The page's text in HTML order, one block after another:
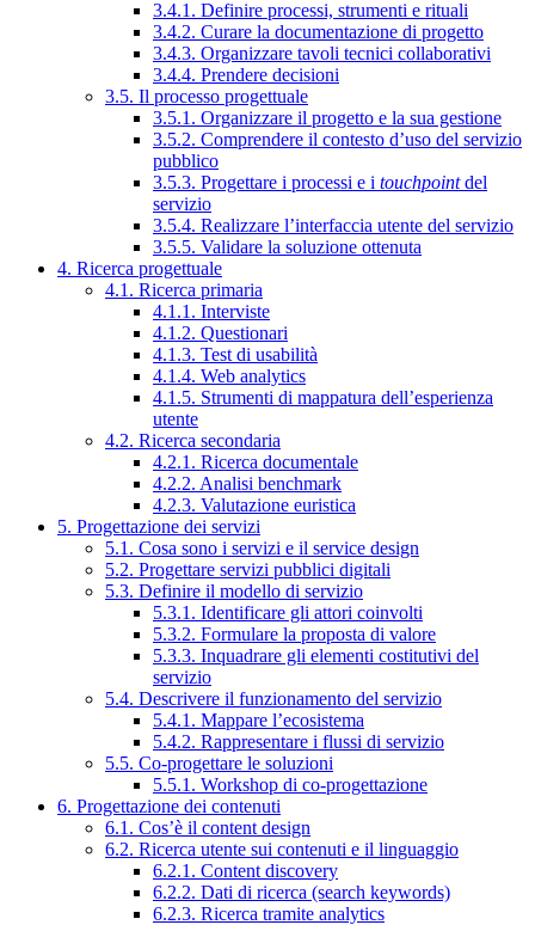
3.4.1. Definire processi, strumenti e rituali
3.4.2. Curare la documentazione di progetto
3.4.3. Organizzare tavoli tecnici collaborativi
3.4.4. Prendere decisioni
3.5. Il processo progettuale
3.5.1. Organizzare il progetto e la sua gestione
3.5.2. Comprendere il contesto d’uso del servizio
pubblico
3.5.3. Progettare i processi e i touchpointdel
servizio
3.5.4. Realizzare l’interfaccia utente del servizio
3.5.5. Validare la soluzione ottenuta
4. Ricerca progettuale
4.1. Ricerca primaria
4.1.1. Interviste
4.1.2. Questionari
4.1.3. Test di usabilità
4.1.4. Web analytics
4.1.5. Strumenti di mappatura dell’esperienza
utente
4.2. Ricerca secondaria
4.2.1. Ricerca documentale
4.2.2. Analisi benchmark
4.2.3. Valutazione euristica
5. Progettazione dei servizi
5.1. Cosa sono i servizi e il service design
5.2. Progettare servizi pubblici digitali
5.3. Definire il modello di servizio
5.3.1. Identificare gli attori coinvolti
5.3.2. Formulare la proposta di valore
5.3.3. Inquadrare gli elementi costitutivi del
servizio
5.4. Descrivere il funzionamento del servizio
5.4.1. Mappare l’ecosistema
5.4.2. Rappresentare i flussi di servizio
5.5. Co-progettare le soluzioni
5.5.1. Workshop di co-progettazione
6. Progettazione dei contenuti
6.1. Cos’è il content design
6.2. Ricerca utente sui contenuti e il linguaggio
6.2.1. Content discovery
6.2.2. Dati di ricerca (search keywords)
6.2.3. Ricerca tramite analytics